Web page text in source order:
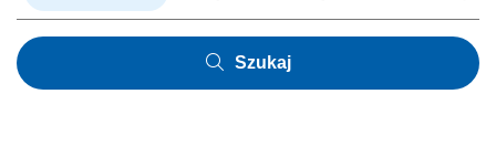
Szukaj